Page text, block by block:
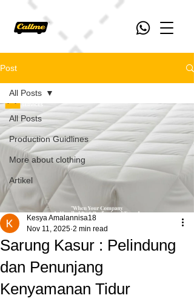
Post
All Posts
Production Guidlines
More about clothing
Artikel
All Posts
Sarung Kasur : Pelindung
dan Penunjang
Kenyamanan Tidur
Kesya Amalannisa18
Nov 11, 2025 2 min read